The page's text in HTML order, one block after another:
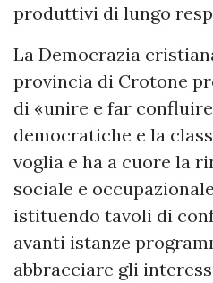
produttivi di lungo
La Democrazia
provincia di Crotone
di «unire e far
democratiche e la
voglia e ha a cuore la
sociale e
istituendo tavoli di
avanti istanze
abbracciare gli